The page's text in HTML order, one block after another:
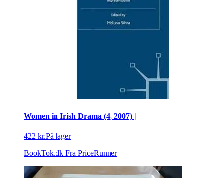
Women in Irish Drama (4, 2007) |
422 kr.På lager
BookTok.dk Fra PriceRunner